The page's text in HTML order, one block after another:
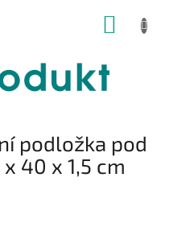
podložka pod
40 x 1,5 cm